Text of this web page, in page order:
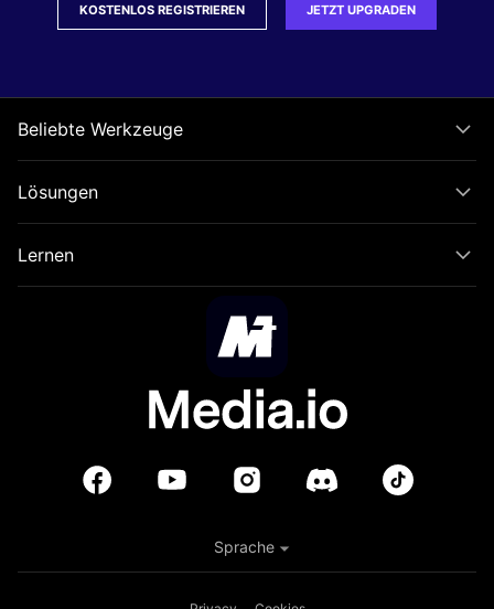
KOSTENLOS REGISTRIEREN JETZT UPGRADEN
Beliebte Werkzeuge
Lösungen
Lernen
Sprache